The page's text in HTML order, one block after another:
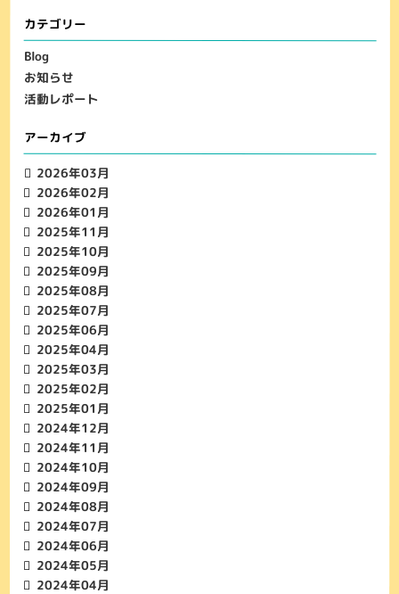
カテゴリー
Blog
お知らせ
活動レポート
アーカイブ
2026年03月
2026年02月
2026年01月
2025年11月
2025年10月
2025年09月
2025年08月
2025年07月
2025年06月
2025年04月
2025年03月
2025年02月
2025年01月
2024年12月
2024年11月
2024年10月
2024年09月
2024年08月
2024年07月
2024年06月
2024年05月
2024年04月